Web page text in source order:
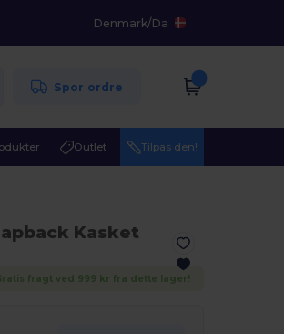
Denmark/Da
Spor ordre
Outlet Tilpas den!
Kasket
fragt ved 999 kr fra dette lager!